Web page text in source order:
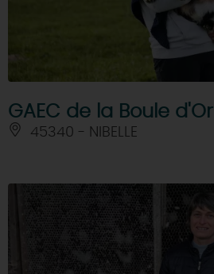
GAEC de la Boule d'Or
45340 - NIBELLE